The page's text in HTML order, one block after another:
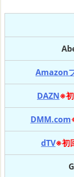
Amazon
DAZN※
DMM.com
dTV※初